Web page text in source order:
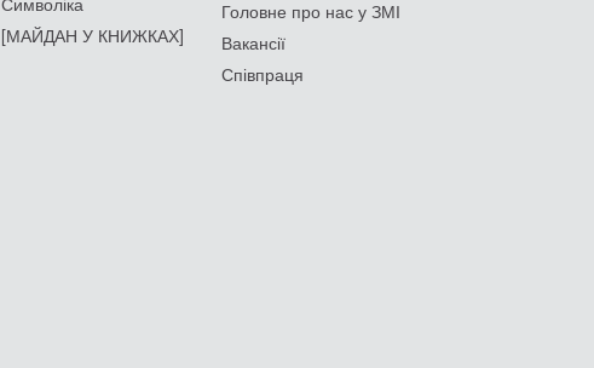
[МАЙДАН У КНИЖКАХ]
Головне про нас у ЗМІ
Вакансії
Співпраця